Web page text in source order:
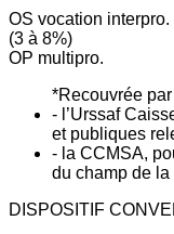
OS vocation interpro.
(3 à 8%)
OP multipro.
*Recouvrée par
- l’Urssaf
et publiques
- la CCMSA,
du champ de
DISPOSITIF